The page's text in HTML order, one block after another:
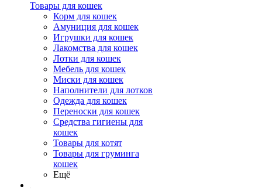
Товары для кошек
Корм для кошек
Амуниция для кошек
Игрушки для кошек
Лакомства для кошек
Лотки для кошек
Мебель для кошек
Миски для кошек
Наполнители для лотков
Одежда для кошек
Переноски для кошек
Средства гигиены для
кошек
Товары для котят
Товары для груминга
кошек
Ещё